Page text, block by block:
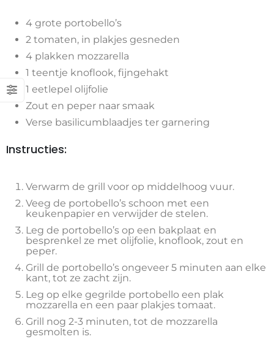
4 grote portobello’s
2 tomaten, in plakjes gesneden
4 plakken mozzarella
1 teentje knoflook, fijngehakt
1 eetlepel olijfolie
Zout en peper naar smaak
Verse basilicumblaadjes ter garnering
Instructies:
Verwarm de grill voor op middelhoog vuur.
Veeg de portobello’s schoon met een
keukenpapier en verwijder de stelen.
Leg de portobello’s op een bakplaat en
besprenkel ze met olijfolie, knoflook, zout en
peper.
Grill de portobello’s ongeveer 5 minuten aan elke
kant, tot ze zacht zijn.
Leg op elke gegrilde portobello een plak
mozzarella en een paar plakjes tomaat.
Grill nog 2-3 minuten, tot de mozzarella
gesmolten is.